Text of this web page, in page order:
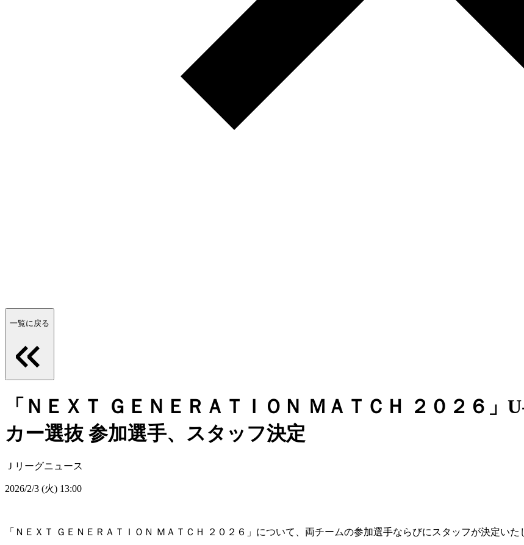
一覧に戻る
「ＮＥＸＴ ＧＥＮＥＲＡＴＩＯＮ ＭＡＴＣＨ ２０２６」
カー選抜 参加選手、スタッフ決定
Ｊリーグニュース
2026/2/3 (火) 13:00
「ＮＥＸＴ ＧＥＮＥＲＡＴＩＯＮ ＭＡＴＣＨ ２０２６」について、両チームの参加選手ならびにスタッフが決定いた